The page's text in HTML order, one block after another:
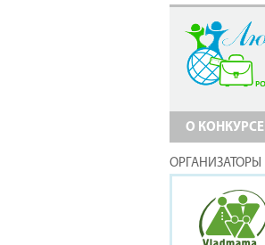
О КОНКУРСЕ
ОРГАНИЗАТОРЫ